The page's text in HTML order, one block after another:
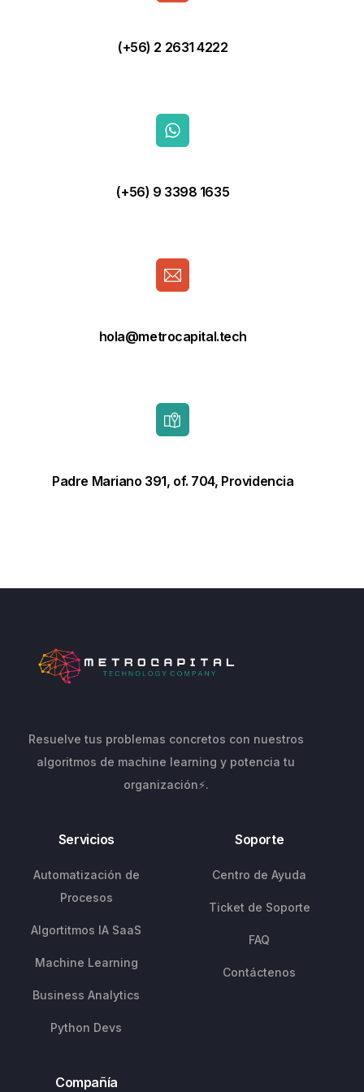
(+56) 2 2631 4222
(+56) 9 3398 1635
hola@metrocapital.tech
Padre Mariano 391, of. 704, Providencia
Resuelve tus problemas concretos con nuestros
algoritmos de machine learning y potencia tu
organización⚡.
Servicios
Automatización de
Procesos
Algortitmos IA SaaS
Machine Learning
Business Analytics
Python Devs
Soporte
Centro de Ayuda
Ticket de Soporte
FAQ
Contáctenos
Compañía